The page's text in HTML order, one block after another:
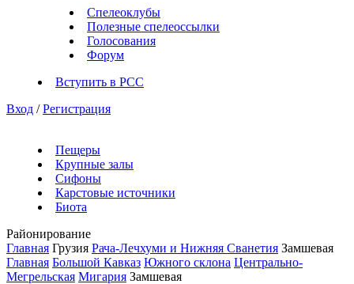
Спелеоклубы
Полезные спелеоссылки
Голосования
Форум
Вступить в РСС
Вход / Регистрация
Пещеры
Крупные залы
Сифоны
Карстовые источники
Биота
Районирование
Главная Грузия Рача-Лечхуми и Нижняя Сванетия Замшевая
Главная Большой Кавказ Южного склона Центрально-
Мегрельская Мигария Замшевая